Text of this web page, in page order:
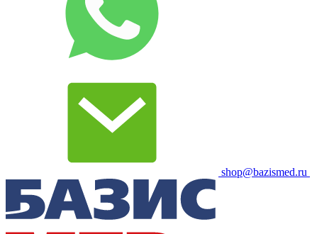
shop@bazismed.ru